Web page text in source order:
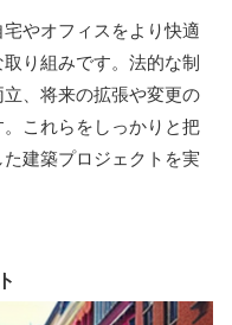
やオフィスをより快適
り組みです。法的な制
、将来の拡張や変更の
これらをしっかりと把
建築プロジェクトを実